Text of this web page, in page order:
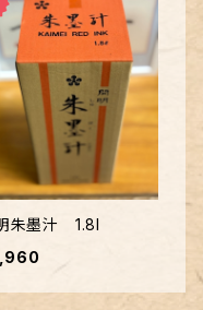
朱墨汁 1.8l